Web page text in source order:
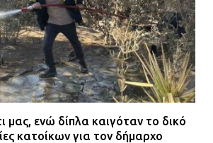
μας, ενώ δίπλα καιγόταν το δικό
κατοίκων για τον δήμαρχο